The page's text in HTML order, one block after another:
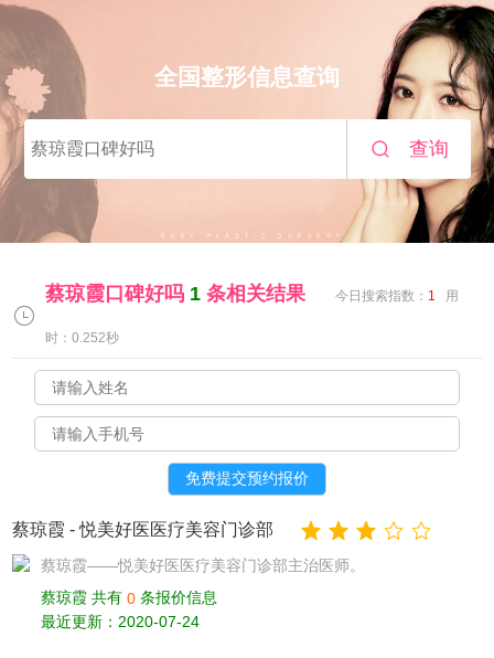
全国整形信息查询
查询
蔡琼霞口碑好吗 1 条相关结果 今日搜索指数： 1 用
时：0.252秒
蔡琼霞 -悦美好医医疗美容门诊部
蔡琼霞——悦美好医医疗美容门诊部主治医师。
蔡琼霞 共有0 条报价信息
最近更新：2020-07-24